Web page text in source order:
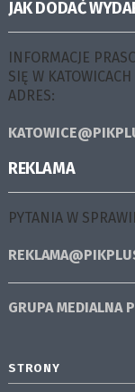
JAK DODAĆ
INFORMACJE
SIĘ W
ADRES:
REKLAMA
PYTANIA W
GRUPA MEDIALNA
STRONY